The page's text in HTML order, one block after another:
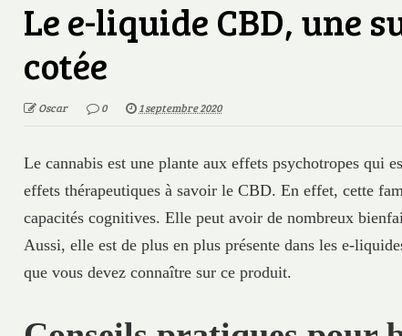
Le e-liquide CBD, une
cotée
Oscar 0 1 septembre 2020
Le cannabis est une plante aux effets psychotropes qui
effets thérapeutiques à savoir le CBD. En effet, cette
capacités cognitives. Elle peut avoir de nombreux
Aussi, elle est de plus en plus présente dans les e-
que vous devez connaître sur ce produit.